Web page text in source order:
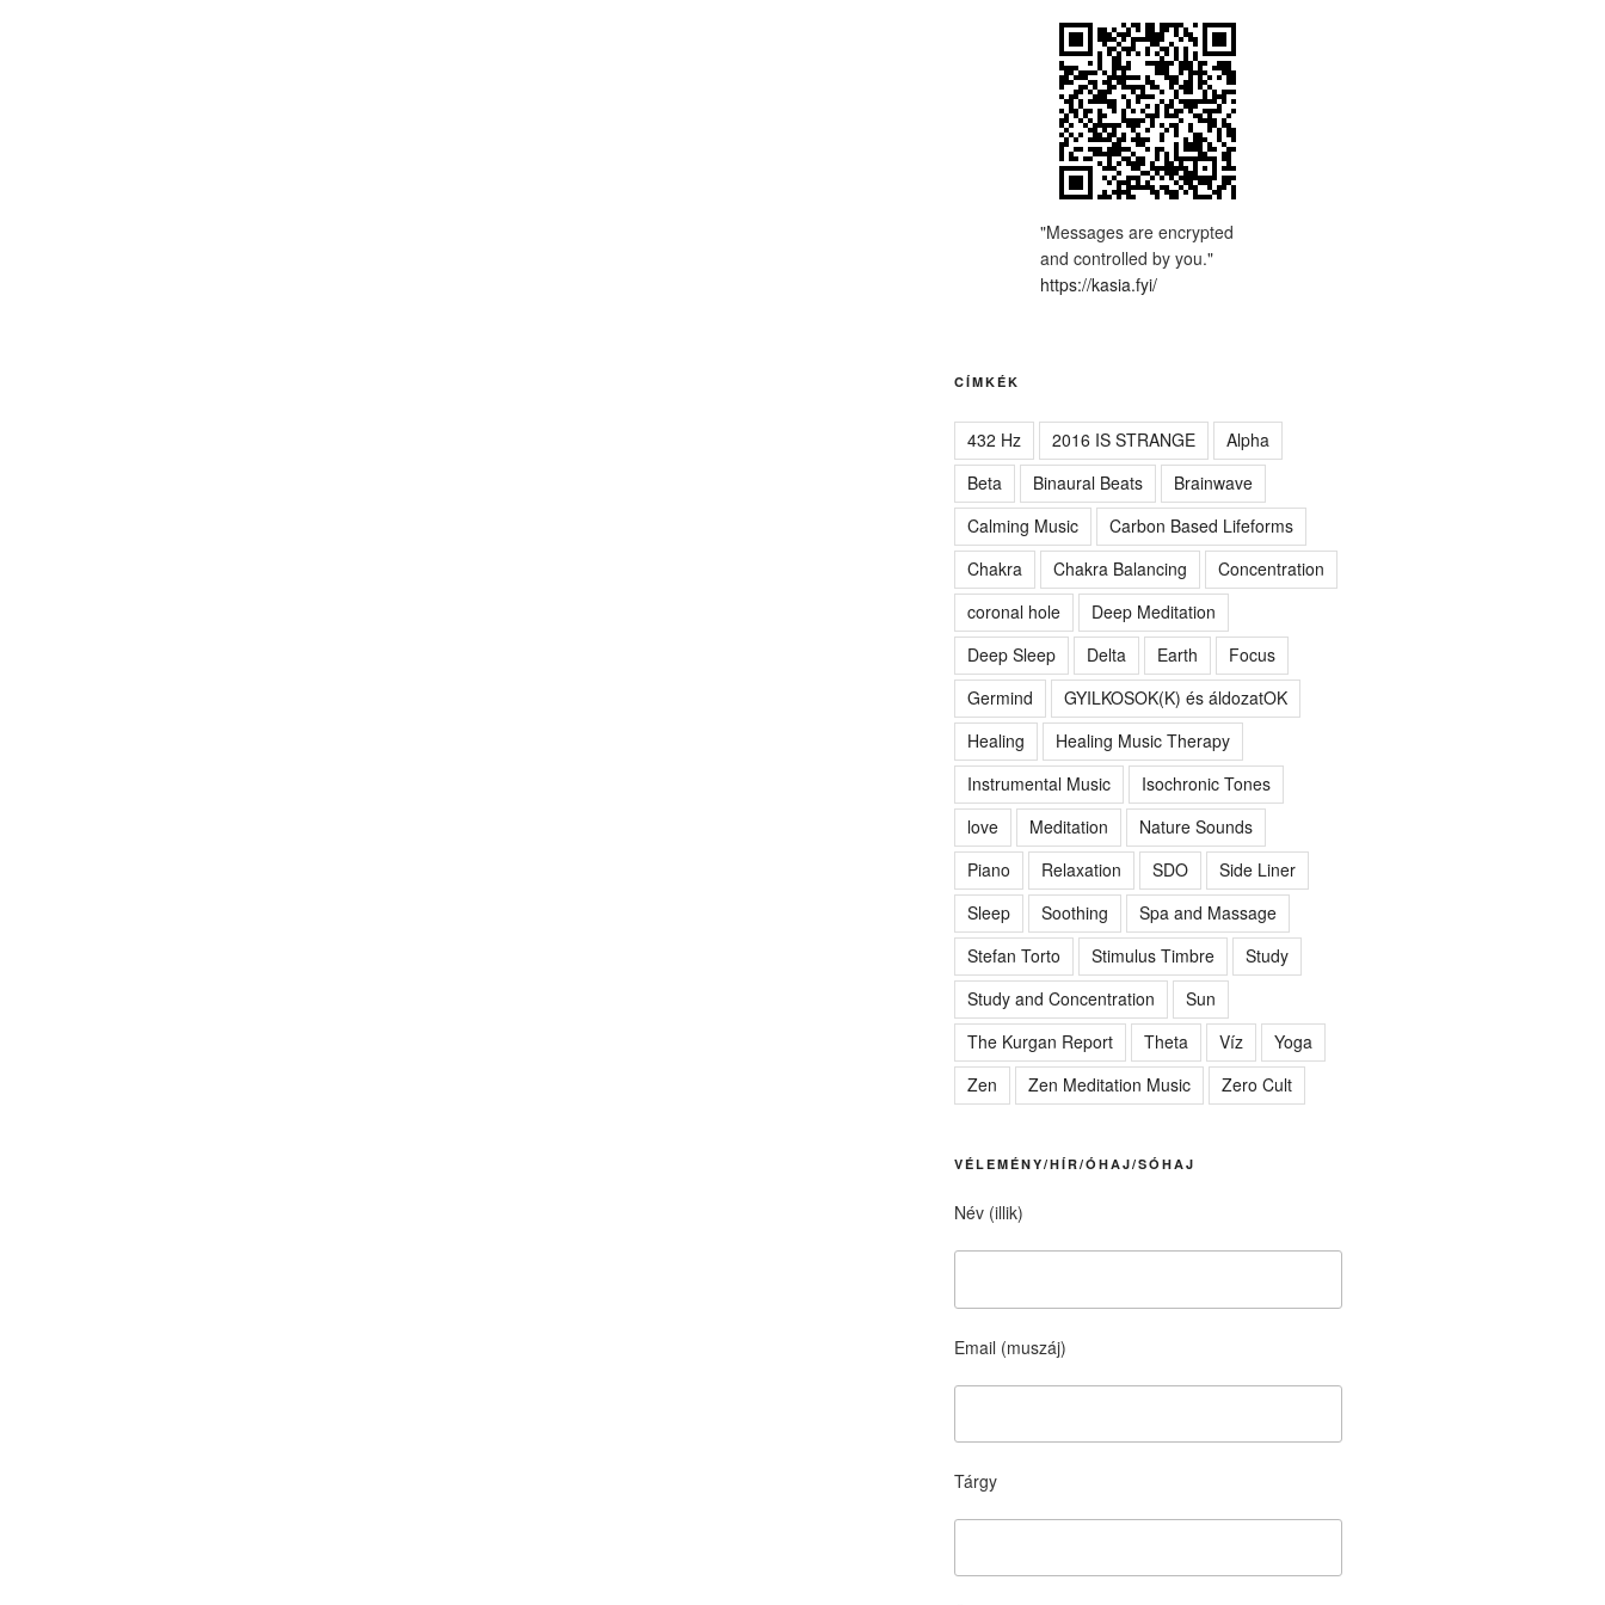
"Messages are encrypted
and controlled by you."
https://kasia.fyi/
CÍMKÉK
432 Hz 2016 IS STRANGE
Alpha
Beta
Binaural Beats
Brainwave
Calming Music
Carbon Based Lifeforms
Chakra
Chakra Balancing
Concentration
coronal hole
Deep Meditation
Deep Sleep
Delta Earth
Focus
Germind
GYILKOSOK(K) és áldozatOK
Healing
Healing Music Therapy
Instrumental Music
Isochronic Tones
love
Meditation
Nature Sounds
Piano
Relaxation SDO
Side Liner
Sleep
Soothing
Spa and Massage
Stefan Torto
Stimulus Timbre
Study
Study and Concentration
Sun
The Kurgan Report
Theta Víz
Yoga
Zen
Zen Meditation Music Zero Cult
VÉLEMÉNY/HÍR/ÓHAJ/SÓHAJ
Név (illik)
Email (muszáj)
Tárgy